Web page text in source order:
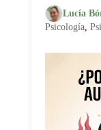
Lucía
Psicología,